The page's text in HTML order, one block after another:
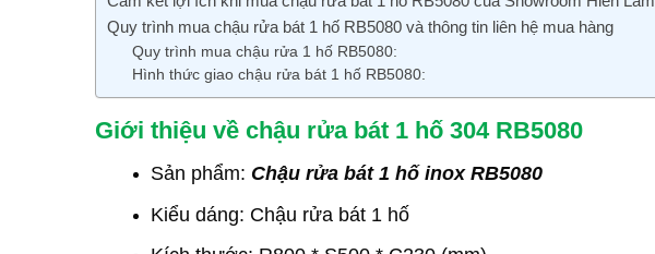
Quy trình mua chậu rửa bát 1 hố RB5080 và thông tin liên hệ mua hàng
Quy trình mua chậu rửa 1 hố RB5080:
Hình thức giao chậu rửa bát 1 hố RB5080:
Giới thiệu về chậu rửa bát 1 hố 304 RB5080
Sản phẩm: Chậu rửa bát 1 hố inox RB5080
Kiểu dáng: Chậu rửa bát 1 hố